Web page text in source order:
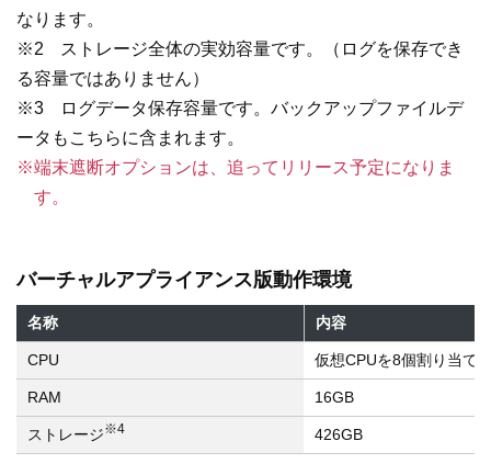
なります。
※2
ストレージ全体の実効容量です。（ログを保存でき
る容量ではありません）
※3
ログデータ保存容量です。バックアップファイルデ
ータもこちらに含まれます。
※端末遮断オプションは、追ってリリース予定になりま
す。
バーチャルアプライアンス版動作環境
名称 内容
CPU 仮想CPUを8個割り当て
RAM 16GB
ストレージ※4 426GB